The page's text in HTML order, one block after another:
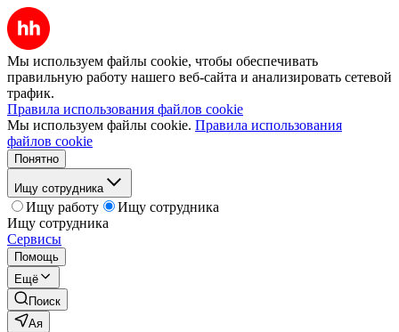
Мы используем файлы cookie, чтобы обеспечивать
правильную работу нашего веб-сайта и анализировать сетевой
трафик.
Правила использования файлов cookie
Мы используем файлы cookie. Правила использования
файлов cookie
Понятно
Ищу сотрудника
Ищу работу
Ищу сотрудника
Ищу сотрудника
Сервисы
Помощь
Ещё
Поиск
Ая